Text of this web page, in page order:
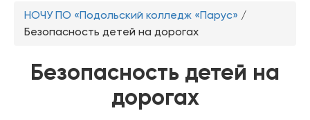
Вы
здесь
НОЧУ ПО «Подольский колледж «Парус» /
Безопасность детей на дорогах
Безопасность детей на
дорогах